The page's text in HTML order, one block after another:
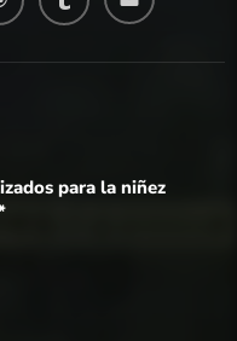
para la niñez